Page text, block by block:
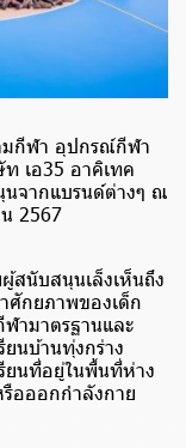
มกีฬา อุปกรณ์กีฬา
เอ35 อาคิเทค
จากแบรนด์ต่างๆ ณ
2567
นับสนุนเล็งเห็นถึง
ศักยภาพของเด็ก
ามาตรฐานและ
นบ้านทุ่งกร่าง
ยนที่อยู่ในพื้นที่ห่าง
อออกกำลังกาย